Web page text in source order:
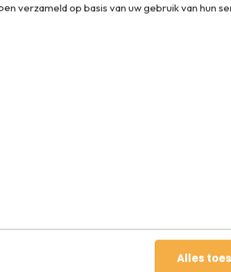
verzameld op basis van uw gebruik van hun
Alles
hebben alle kamers gratis WiFi en
Bar&Lounge is tevens iets wat je
voor ieder budget toegankelijk. Het
hoogtepunten.
gebouwen vormen een
Als je bijvoorbeeld geïnteresseerd
stad. Er zijn diverse korte en lange
en winkels die deze kunststroming
De inwoners van Praag
grote stad is ook het verkeer in
1,2 miljoen auto’s op de weg te
te lopen. Praag wordt namelijk ook
van Praag is een wandeling